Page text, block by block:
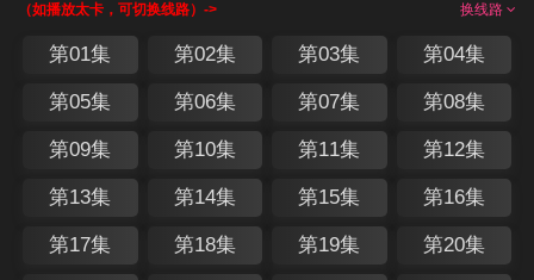
换线路
（如播放太卡，可切换线路）->
第01集 第02集 第03集 第04集
第05集 第06集 第07集 第08集
第09集 第10集 第11集 第12集
第13集 第14集 第15集 第16集
第17集 第18集 第19集 第20集